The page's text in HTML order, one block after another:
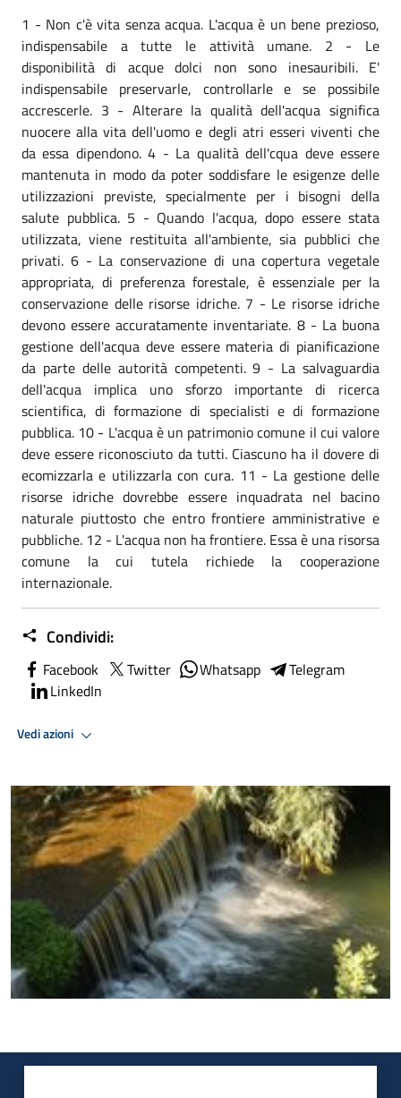
1 - Non c'è vita senza acqua. L'acqua è un bene prezioso,
indispensabile a tutte le attività umane. 2 - Le
disponibilità di acque dolci non sono inesauribili. E'
indispensabile preservarle, controllarle e se possibile
accrescerle. 3 - Alterare la qualità dell'acqua significa
nuocere alla vita dell'uomo e degli atri esseri viventi che
da essa dipendono. 4 - La qualità dell'cqua deve essere
mantenuta in modo da poter soddisfare le esigenze delle
utilizzazioni previste, specialmente per i bisogni della
salute pubblica. 5 - Quando l'acqua, dopo essere stata
utilizzata, viene restituita all'ambiente, sia pubblici che
privati. 6 - La conservazione di una copertura vegetale
appropriata, di preferenza forestale, è essenziale per la
conservazione delle risorse idriche. 7 - Le risorse idriche
devono essere accuratamente inventariate. 8 - La buona
gestione dell'acqua deve essere materia di pianificazione
da parte delle autorità competenti. 9 - La salvaguardia
dell'acqua implica uno sforzo importante di ricerca
scientifica, di formazione di specialisti e di formazione
pubblica. 10 - L'acqua è un patrimonio comune il cui valore
deve essere riconosciuto da tutti. Ciascuno ha il dovere di
ecomizzarla e utilizzarla con cura. 11 - La gestione delle
risorse idriche dovrebbe essere inquadrata nel bacino
naturale piuttosto che entro frontiere amministrative e
pubbliche. 12 - L'acqua non ha frontiere. Essa è una risorsa
comune la cui tutela richiede la cooperazione
internazionale.
Condividi:
Facebook Twitter Whatsapp
Telegram
LinkedIn
Vedi azioni